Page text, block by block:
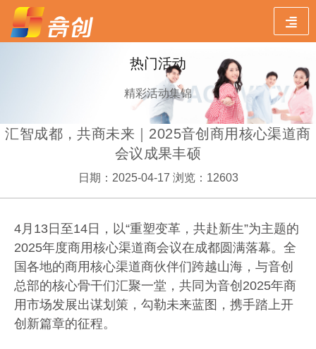
热门活动
精彩活动集锦
汇智成都，共商未来｜2025音创商用核心渠道商
会议成果丰硕
日期：2025-04-17 浏览：12603
4月 13 日至14 日，以“重塑变革，共赴新生”为主题的
2025年度商用核心渠道商会议在成都圆满落幕。全
国各地的商用核心渠道商伙伴们跨越山海，与音创
总部的核心骨干们汇聚一堂，共同为音创 2025年商
用市场发展出谋划策，勾勒未来蓝图，携手踏上开
创新篇章的征程。